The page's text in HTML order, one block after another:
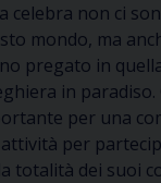
celebra non ci
mondo, ma
pregato in
in paradiso.
per una
per
totalità dei suoi